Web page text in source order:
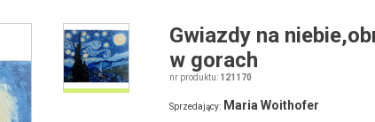
Gwiazdy na
w gorach
nr produktu: 121170
Sprzedający: Maria Woithofer